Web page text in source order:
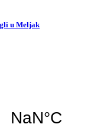
u Meljak